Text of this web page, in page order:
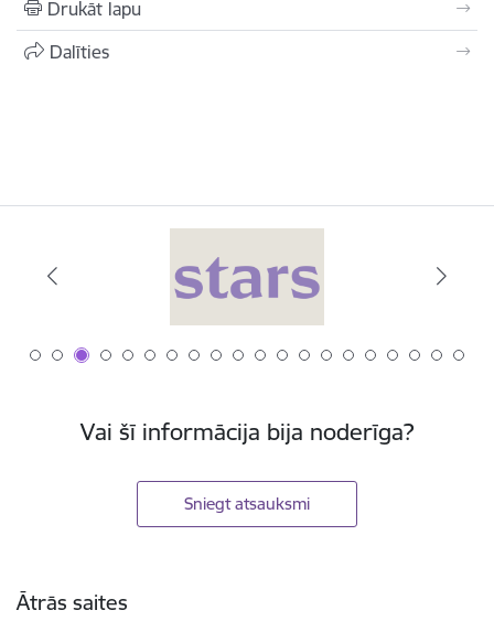
Drukāt lapu
Dalīties
Vai šī informācija bija noderīga?
Sniegt atsauksmi
Ātrās saites